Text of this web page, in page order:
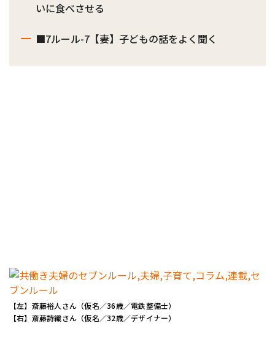
いに⾷べさせる
■7ルール-7【妻】⼦どもの話をよく聞く
【左】斎藤裕人さん（仮名／36歳／電鉄整備士）
【右】斎藤詩織さん（仮名／32歳／デザイナー）